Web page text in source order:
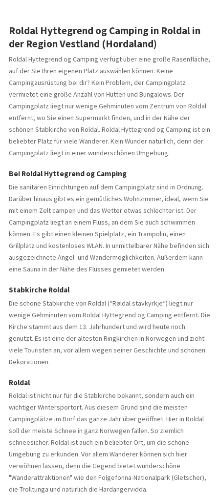
Roldal Hyttegrend og Camping in Roldal in
der Region Vestland (Hordaland)
Roldal Hyttegrend og Camping verfügt über eine große Rasenfläche,
auf der Sie Ihren eigenen Platz auswählen können. Keine
Campingausrüstung bei dir? Kein Problem, der Campingplatz
vermietet eine große Anzahl von Hütten und Bungalows. Der
Campingplatz liegt nur wenige Gehminuten vom Zentrum von Roldal
entfernt, wo Sie einen Supermarkt finden, und in der Nähe der
schönen Stabkirche von Roldal. Roldal Hyttegrend og Camping ist ein
beliebter Platz für viele Wanderer. Kein Wunder natürlich, denn der
Campingplatz liegt in einer wunderschönen Umgebung.
Bei Roldal Hyttegrend og Camping
Die sanitären Einrichtungen auf dem Campingplatz sind in Ordnung.
Darüber hinaus gibt es ein gemütliches Wohnzimmer, ideal, wenn Sie
mit einem Zelt campen und das Wetter etwas schlechter ist. Der
Campingplatz liegt an einem Fluss, an dem Sie auch schwimmen
können. Es gibt einen kleinen Spielplatz, ein Trampolin, einen
Grillplatz und kostenloses WLAN. In unmittelbarer Nähe befinden sich
ausgezeichnete Angel- und Wandermöglichkeiten. Außerdem kann
eine Sauna in der Nähe des Flusses gemietet werden.
Stabkirche Roldal
Die schöne Stabkirche von Roldal (“Røldal stavkyrkje“) liegt nur
wenige Gehminuten vom Roldal Hyttegrend og Camping entfernt. Die
Kirche stammt aus dem 13. Jahrhundert und wird heute noch
genutzt. Es ist eine der ältesten Ringkirchen in Norwegen und zieht
viele Touristen an, vor allem wegen seiner Geschichte und schönen
Dekorationen.
Roldal
Roldal ist nicht nur für die Stabkirche bekannt, sondern auch ein
wichtiger Wintersportort. Aus diesem Grund sind die meisten
Campingplätze im Dorf das ganze Jahr über geöffnet. Hier in Roldal
soll der meiste Schnee in ganz Norwegen fallen. So ziemlich
schneesicher. Roldal ist auch ein beliebter Ort, um die schöne
Umgebung zu erkunden. Vor allem Wanderer können sich hier
verwöhnen lassen, denn die Gegend bietet wunderschöne
"Wanderattraktionen" wie den Folgefonna-Nationalpark (Gletscher),
die Trolltunga und natürlich die Hardangervidda.